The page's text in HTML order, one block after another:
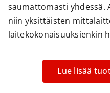
saumattomasti
niin yksittäisten
laitekokonaisuuksienkin
Lue lisää